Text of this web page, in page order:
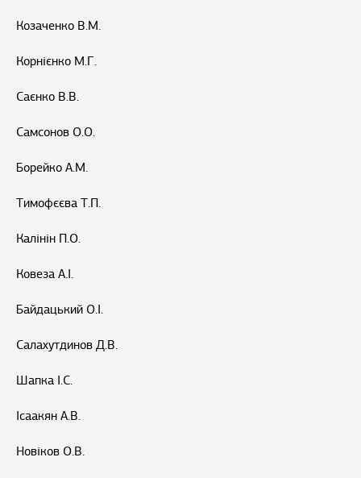
Козаченко В.М.
Корнієнко М.Г.
Саєнко В.В.
Самсонов О.О.
Борейко А.М.
Тимофєєва Т.П.
Калінін П.О.
Ковеза А.І.
Байдацький О.І.
Салахутдинов Д.В.
Шапка І.С.
Ісаакян А.В.
Новіков О.В.